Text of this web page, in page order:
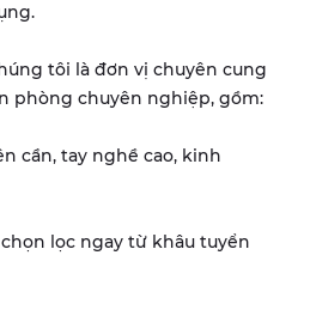
tôi là đơn vị chuyên cung
phòng chuyên nghiệp, gồm:
cần, tay nghề cao, kinh
lọc ngay từ khâu tuyển